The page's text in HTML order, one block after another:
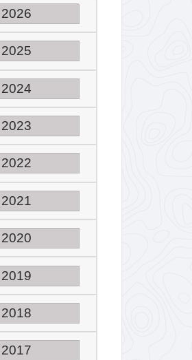
2026
2025
2024
2023
2022
2021
2020
2019
2018
2017